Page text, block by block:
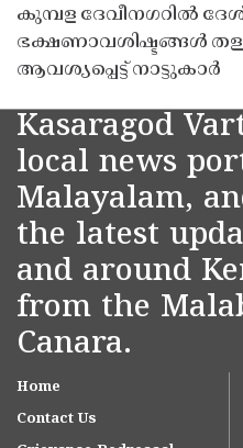
കുമ്പള ദേവീനഗറിൽ
ഭക്ഷണാവശിഷ്ടങ്ങൾ
ആവശ്യപ്പെട്ട് നാട്ടുകാർ
Kasaragod
local news
Malayalam,
the latest
and around
from the
Canara.
Home
Contact Us